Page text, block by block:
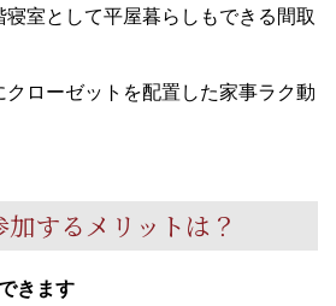
寝室として平屋暮らしもできる間取
クローゼットを配置した家事ラク動
するメリットは？
きます